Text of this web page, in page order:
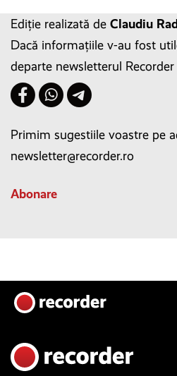
Ediție realizată de Claudiu
Dacă informațiile v-au fost
departe newsletterul Recorder
Primim sugestiile voastre pe
newsletter@recorder.ro
Abonare